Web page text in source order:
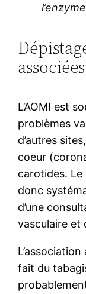
L’AOMI est
problèmes
d’autres
coeur
carotides. Le
donc
d’une
vasculaire et
fait du